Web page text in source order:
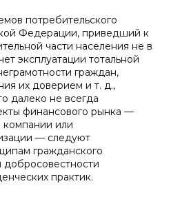
потребительского
Федерации, приведший к
части населения не в
эксплуатации тотальной
граждан,
их доверием и т. д.,
далеко не всегда
финансового рынка —
компании или
— следуют
гражданского
добросовестности
практик.